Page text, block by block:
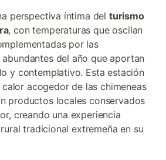
perspectiva íntima del turismo
, con temperaturas que oscilan
por las
del año que aportan
y contemplativo. Esta estación
acogedor de las chimeneas
productos locales conservados
creando una experiencia
tradicional extremeña en su